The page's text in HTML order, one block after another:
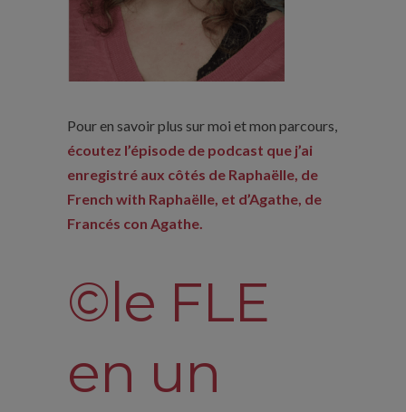
Pour en savoir plus sur moi et mon parcours,
écoutez l’épisode de podcast que j’ai
enregistré aux côtés de Raphaëlle, de
French with Raphaëlle, et d’Agathe, de
Francés con Agathe.
©le FLE
en un